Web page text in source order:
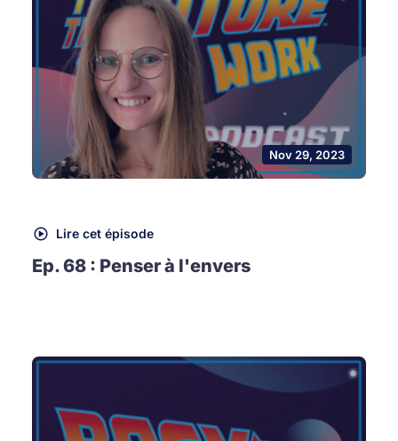
Nov 29, 2023
Lire cet épisode
Ep. 68 : Penser à l'envers